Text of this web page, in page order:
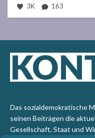
3K 163
Das sozialdemokratische
seinen Beiträgen die
Gesellschaft, Staat und